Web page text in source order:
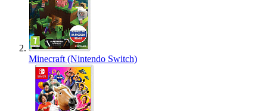
Minecraft (Nintendo Switch)